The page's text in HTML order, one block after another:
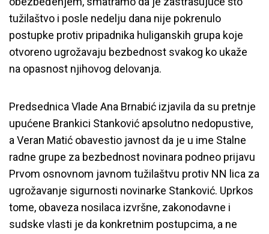
tužilaštvo i posle nedelju dana nije pokrenulo
postupke protiv pripadnika huliganskih grupa koje
otvoreno ugrožavaju bezbednost svakog ko ukaže
na opasnost njihovog delovanja.
Predsednica Vlade Ana Brnabić izjavila da su pretnje
upućene Brankici Stanković apsolutno nedopustive,
a Veran Matić obavestio javnost da je u ime Stalne
radne grupe za bezbednost novinara podneo prijavu
Prvom osnovnom javnom tužilaštvu protiv NN lica za
ugrožavanje sigurnosti novinarke Stanković. Uprkos
tome, obaveza nosilaca izvršne, zakonodavne i
sudske vlasti je da konkretnim postupcima, a ne